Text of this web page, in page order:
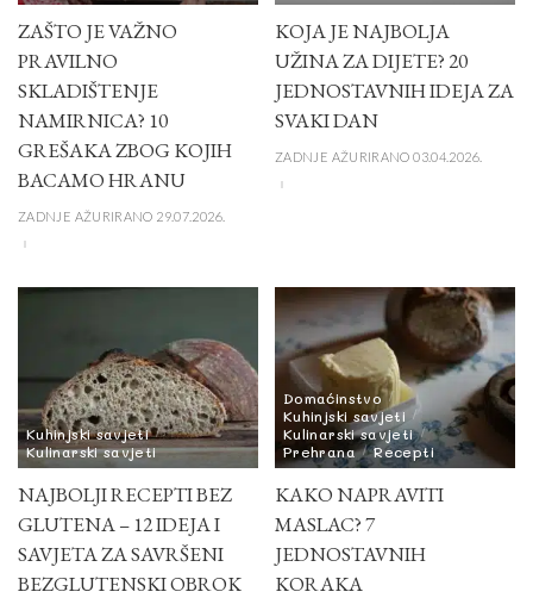
ZAŠTO JE VAŽNO
PRAVILNO
SKLADIŠTENJE
NAMIRNICA? 10
GREŠAKA ZBOG KOJIH
BACAMO HRANU
ZADNJE AŽURIRANO 29.07.2026.
KOJA JE NAJBOLJA
UŽINA ZA DIJETE? 20
JEDNOSTAVNIH IDEJA ZA
SVAKI DAN
ZADNJE AŽURIRANO 03.04.2026.
Kuhinjski savjeti
Kulinarski savjeti
NAJBOLJI RECEPTI BEZ
GLUTENA – 12 IDEJA I
SAVJETA ZA SAVRŠENI
BEZGLUTENSKI OBROK
Domaćinstvo
Kuhinjski savjeti
Kulinarski savjeti
Prehrana
Recepti
KAKO NAPRAVITI
MASLAC? 7
JEDNOSTAVNIH
KORAKA